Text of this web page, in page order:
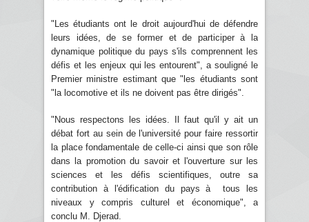
"Les étudiants ont le droit aujourd'hui de défendre
leurs idées, de se former et de participer à la
dynamique politique du pays s'ils comprennent les
défis et les enjeux qui les entourent", a souligné le
Premier ministre estimant que "les étudiants sont
"la locomotive et ils ne doivent pas être dirigés".
"Nous respectons les idées. Il faut qu'il y ait un
débat fort au sein de l'université pour faire ressortir
la place fondamentale de celle-ci ainsi que son rôle
dans la promotion du savoir et l'ouverture sur les
sciences et les défis scientifiques, outre sa
contribution à l'édification du pays à tous les
niveaux y compris culturel et économique", a
conclu M. Djerad.